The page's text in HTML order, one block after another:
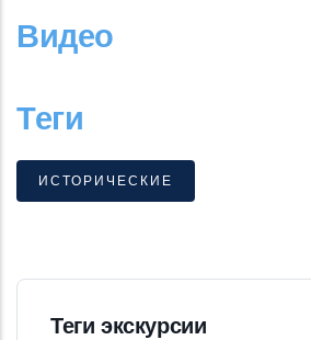
Видео
Теги
ИСТОРИЧЕСКИЕ
Теги экскурсии